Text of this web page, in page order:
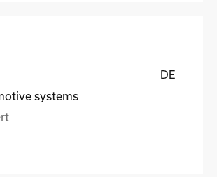
DE
systems